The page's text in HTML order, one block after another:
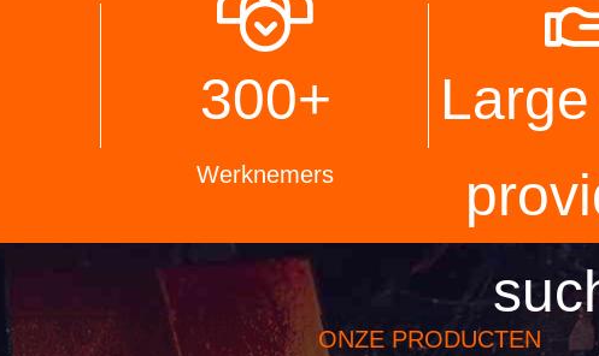
300+
Werknemers
ONZE PRODUCTEN